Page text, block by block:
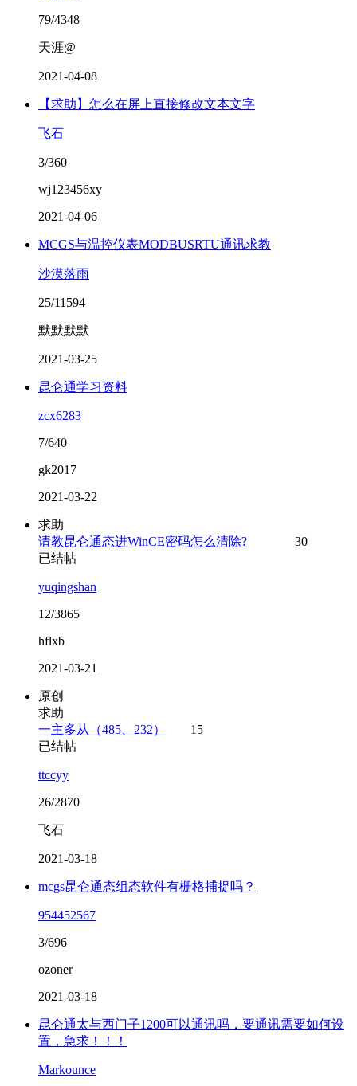
79/4348
天涯@
2021-04-08
【求助】怎么在屏上直接修改文本文字
飞石
3/360
wj123456xy
2021-04-06
MCGS与温控仪表MODBUSRTU通讯求教
沙漠落雨
25/11594
默默默默
2021-03-25
昆仑通学习资料
zcx6283
7/640
gk2017
2021-03-22
求助
请教昆仑通态进WinCE密码怎么清除?
30
已结帖
yuqingshan
12/3865
hflxb
2021-03-21
原创
求助
一主多从（485、232）
15
已结帖
ttccyy
26/2870
飞石
2021-03-18
mcgs昆仑通态组态软件有栅格捕捉吗？
954452567
3/696
ozoner
2021-03-18
昆仑通太与西门子1200可以通讯吗，要通讯需要如何设
置，急求！！！
Markounce